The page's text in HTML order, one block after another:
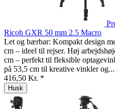
Ricoh GXR 50 mm 2.5 Macro
Let og bærbar: Kompakt design
cm – ideel til rejser. Høj
cm – perfekt til fleksible
på 53,5 cm til kreative vinkler og...
416,50 Kr. *
Husk